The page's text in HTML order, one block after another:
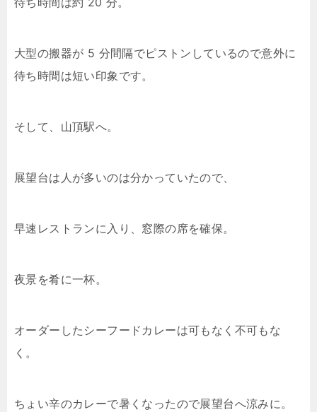
大型の搬器が 5 分間隔でピストンしているので意外に
待ち時間は短い印象です。
そして、山頂駅へ。
展望台は人が多いのは分かっていたので、
早速レストランに入り、窓際の席を確保。
夜景を肴に一杯。
オーダーしたシーフードカレーは可もなく不可もな
く。
ちょい辛のカレーで暑くなったので展望台へ涼みに。